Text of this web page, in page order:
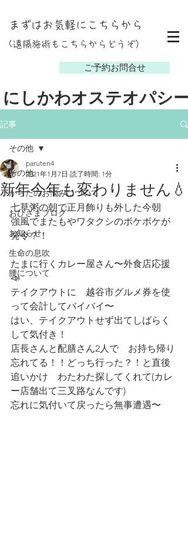
ご予約お問合せ
にしかわオステオパシー
まずはお気軽にこちらから
(遠隔施術もこちらからどうぞ）
記事
その他
からだのお悩みについて
おひさまブログ
お知らせ
生命の息吹
腰について
その他
新年今年も変わりません💧
paruten4
2021年1月7日 読了時間: 1分
七草粥の朝で正月飾りも外した今朝
強風でまたもやワタクシのボケボケが
発令？！
たまに行くカレー屋さん〜外食店応援
📣
テイクアウトに　越谷市グルメ券を使
って会計してバイバイ〜
はい、テイクアウトせず出てしばらく
して気付き！
店長さんと配膳さん2人で　お持ち帰り
忘れてる！！どっち行った？！と直後
追いかけ　わたわた探してくれて(カレ
ー店舗出て三叉路なんです)
忘れに気付いて戻ったら無事遭遇〜